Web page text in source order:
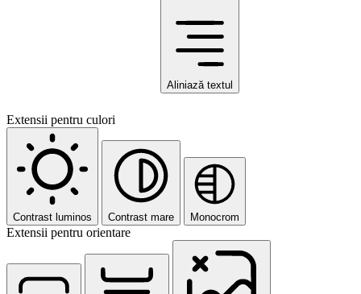
Aliniază textul
Extensii pentru culori
Contrast luminos Contrast mare Monocrom
Extensii pentru orientare